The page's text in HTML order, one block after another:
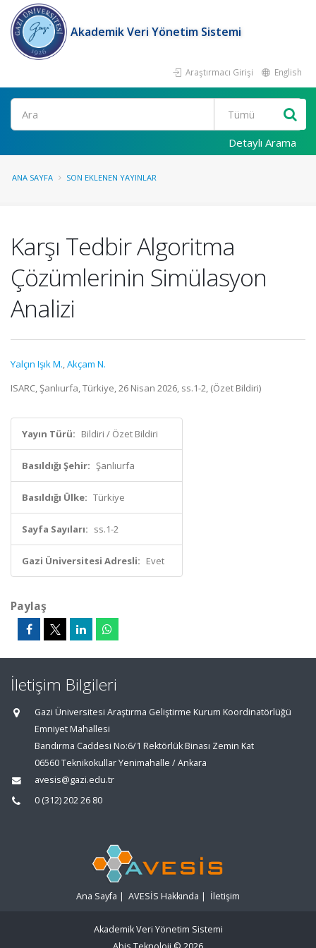
Akademik Veri Yönetim Sistemi
Araştırmacı Girişi English
Ara
Detaylı Arama
ANA SAYFA SON EKLENEN YAYINLAR
Karşı Tedbir Algoritma
Çözümlerinin Simülasyon
Analizi
Yalçın Işık M.,Akçam N.
ISARC, Şanlıurfa, Türkiye, 26 Nisan 2026, ss.1-2, (Özet Bildiri)
Yayın Türü: Bildiri / Özet Bildiri
Basıldığı Şehir: Şanlıurfa
Basıldığı Ülke: Türkiye
Sayfa Sayıları: ss.1-2
Gazi Üniversitesi Adresli: Evet
Paylaş
İletişim Bilgileri
Gazi Üniversitesi Araştırma Geliştirme Kurum Koordinatörlüğü
Emniyet Mahallesi
Bandırma Caddesi No:6/1 Rektörlük Binası Zemin Kat
06560 Teknikokullar Yenimahalle / Ankara
avesis@gazi.edu.tr
0 (312) 202 26 80
Ana Sayfa | AVESİS Hakkında | İletişim
Akademik Veri Yönetim Sistemi